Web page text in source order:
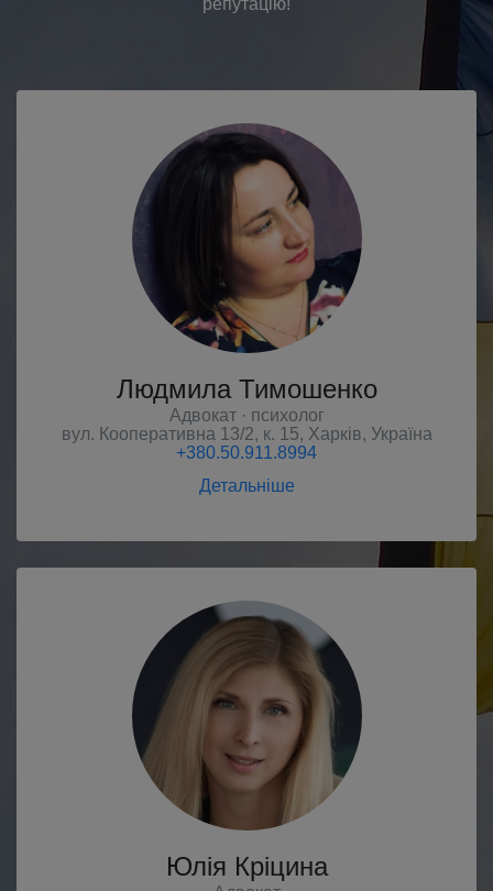
Людмила Тимошенко
Адвокат · психолог
вул. Кооперативна 13/2, к. 15, Харків, Україна
+380.50.911.8994
Детальніше
Юлія Кріцина